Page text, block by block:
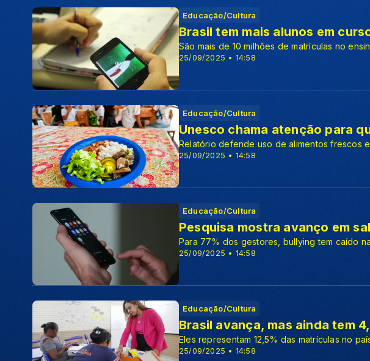
Educação/Cultura
25/09/2025 • 14:58
Brasil tem mais alunos em
São mais de 10 milhões de matrículas no
Educação/Cultura
25/09/2025 • 14:58
Unesco chama atenção para
Relatório defende uso de alimentos frescos
Educação/Cultura
25/09/2025 • 14:58
Pesquisa mostra avanço em
Para 77% dos gestores, bullying tem caído
Educação/Cultura
25/09/2025 • 14:58
Brasil avança, mas ainda tem
Eles representam 12,5% das matrículas no